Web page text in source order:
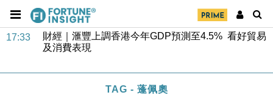
17:33
財經｜滙豐上調香港今年GDP預測至4.5% 看好貿易
及消費表現
16:47
本地｜假冒內地執法人員要求交「保證金」 43歲女子
損失近6900萬元
16:05
TAG - 蓬佩奧